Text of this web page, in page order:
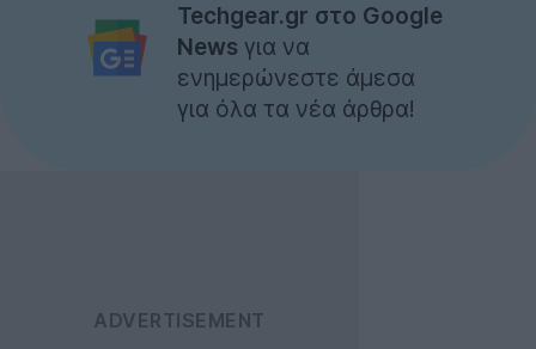
Techgear.gr στο Google
News για να
ενημερώνεστε άμεσα
για όλα τα νέα άρθρα!